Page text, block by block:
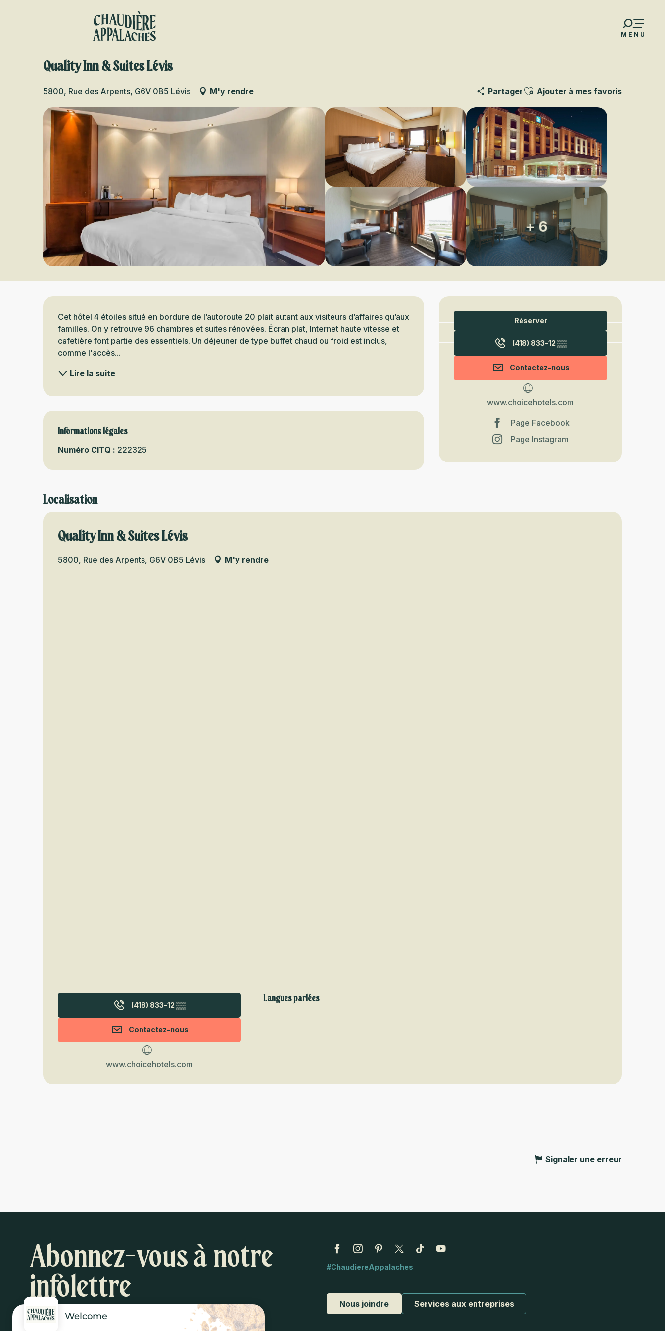
MENU
Quality Inn & Suites Lévis
5800, Rue des Arpents, G6V 0B5 Lévis M'y rendre Partager Ajouter aux favoris
Ajouter à mes favoris
+ 6
Ouverture et coordonnées
Réserver
(418) 833-12 ▒▒
Contactez-nous
www.choicehotels.com
Page Facebook
Page Instagram
Description
Cet hôtel 4 étoiles situé en bordure de l’autoroute 20 plait autant aux visiteurs d’affaires qu’aux
familles. On y retrouve 96 chambres et suites rénovées. Écran plat, Internet haute vitesse et
cafetière font partie des essentiels. Un déjeuner de type buffet chaud ou froid est inclus,
comme l'accès...
Lire la suite
Informations légales
Informations légales
Numéro CITQ : 222325
Localisation
Quality Inn & Suites Lévis
5800, Rue des Arpents, G6V 0B5 Lévis M'y rendre
(418) 833-12 ▒▒
Contactez-nous
www.choicehotels.com
Langues parlées
Langues parlées
Signaler une erreur
Abonnez-vous à notre
infolettre
Inspirations et suggestions d'activités
#ChaudiereAppalaches
Nous joindre Services aux entreprises
Welcome